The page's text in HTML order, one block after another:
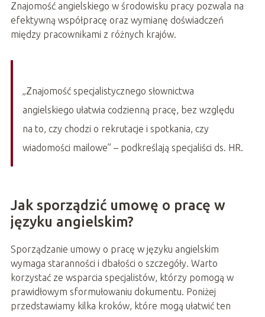
Znajomość angielskiego w środowisku pracy pozwala na
efektywną współpracę oraz wymianę doświadczeń
między pracownikami z różnych krajów.
„Znajomość specjalistycznego słownictwa
angielskiego ułatwia codzienną pracę, bez względu
na to, czy chodzi o rekrutacje i spotkania, czy
wiadomości mailowe” – podkreślają specjaliści ds. HR.
Jak sporządzić umowę o pracę w
języku angielskim?
Sporządzanie umowy o pracę w języku angielskim
wymaga staranności i dbałości o szczegóły. Warto
korzystać ze wsparcia specjalistów, którzy pomogą w
prawidłowym sformułowaniu dokumentu. Poniżej
przedstawiamy kilka kroków, które mogą ułatwić ten